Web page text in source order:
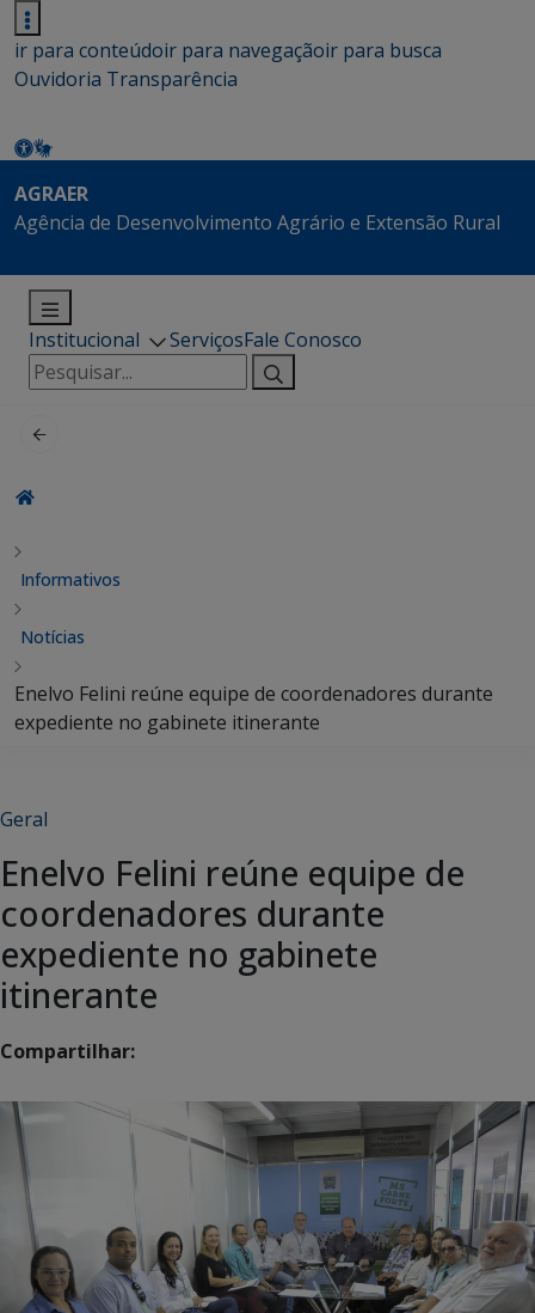
ir para conteúdoir para navegaçãoir para busca
Ouvidoria Transparência
AGRAER
Agência de Desenvolvimento Agrário e Extensão Rural
Institucional ServiçosFale Conosco
Pesquisar
por:
Informativos
Notícias
Enelvo Felini reúne equipe de coordenadores durante
expediente no gabinete itinerante
Geral
Enelvo Felini reúne equipe de
coordenadores durante
expediente no gabinete
itinerante
Compartilhar: